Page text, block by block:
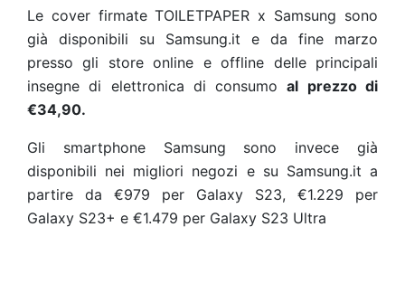
Le cover firmate TOILETPAPER x Samsung sono
già disponibili su Samsung.it e da fine marzo
presso gli store online e offline delle principali
insegne di elettronica di consumoal prezzo di
€34,90.
Gli smartphone Samsung sono invece già
disponibili nei migliori negozi e su Samsung.it a
partire da €979 per Galaxy S23, €1.229 per
Galaxy S23+ e €1.479 per Galaxy S23 Ultra